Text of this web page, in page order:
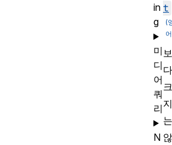
t
보
다
크
지
는
않
in
g
미
디
어
쿼
리
N